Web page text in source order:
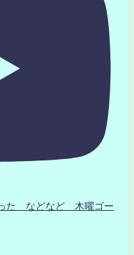
た などなど 木曜ゴー